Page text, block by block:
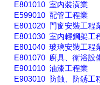
E801010 室內裝潢業
E599010 配管工程業
E801020 門窗安裝工程
E801030 室內輕鋼架工
E801040 玻璃安裝工程
E801070 廚具、衛浴設
E901010 油漆工程業
E903010 防蝕、防銹工